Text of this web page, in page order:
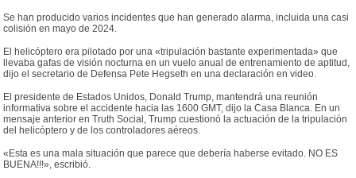
Se han producido varios incidentes que han generado alarma, incluida una casi
colisión en mayo de 2024.
El helicóptero era pilotado por una «tripulación bastante experimentada» que
llevaba gafas de visión nocturna en un vuelo anual de entrenamiento de aptitud,
dijo el secretario de Defensa Pete Hegseth en una declaración en video.
El presidente de Estados Unidos, Donald Trump, mantendrá una reunión
informativa sobre el accidente hacia las 1600 GMT, dijo la Casa Blanca. En un
mensaje anterior en Truth Social, Trump cuestionó la actuación de la tripulación
del helicóptero y de los controladores aéreos.
«Esta es una mala situación que parece que debería haberse evitado. NO ES
BUENA!!!», escribió.